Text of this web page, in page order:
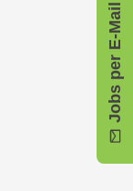
Jobs per E-Mail